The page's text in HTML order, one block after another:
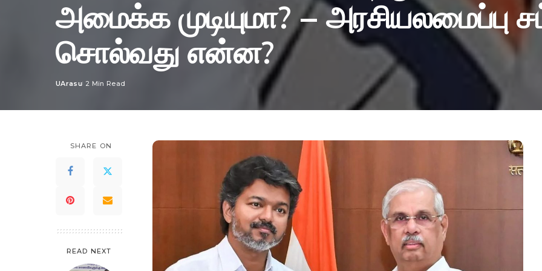
அமைக்க முடியுமா? – அரசியலமைப்பு
சொல்வது என்ன?
Posted
UArasu 2 Min Read
SHARE ON
READ NEXT